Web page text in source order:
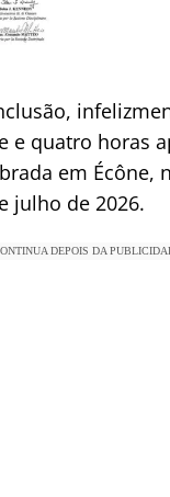
e quatro horas
em Écône,
julho de 2026.
DEPOIS DA